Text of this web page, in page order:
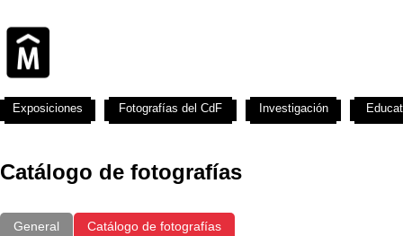
Catálogo de fotografías
General Catálogo de fotografías
Exposiciones Fotografías del CdF Investigación